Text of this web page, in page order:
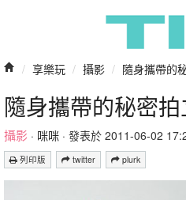
/ 享樂玩 / 攝影 / 隨身攜帶的
隨身攜帶的秘密
攝影 · 咪咪 · 發表於 2011-06-02
列印版 twitter plurk